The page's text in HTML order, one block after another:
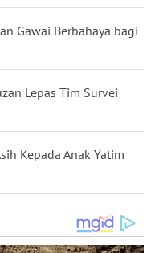
Gawai Berbahaya bagi
Lepas Tim Survei
Kepada Anak Yatim